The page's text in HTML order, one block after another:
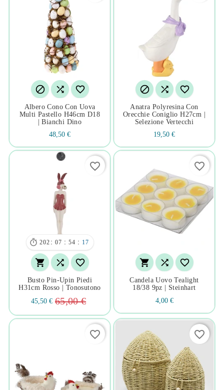
  
Albero Cono Con Uova
Multi Pastello H46cm D18
| Bianchi Dino
48,50 €
  
Anatra Polyresina Con
Orecchie Coniglio H27cm |
Selezione Vertecchi
19,50 €
 202 : 07 : 54 : 17
  
Busto Pin-Upin Piedi
H31cm Rosso | Tonosutono
45,50 € 65,00 €
favorite_border
  
Candela Uovo Tealight
18/38 9pz | Steinhart
4,00 €
favorite_border
favorite_border favorite_border